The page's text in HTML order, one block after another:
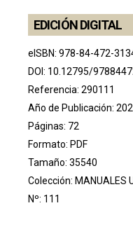
EDICIÓN DIGITAL
eISBN: 978-84-472-
DOI: 10.12795/
Referencia: 290111
Año de Publicación:
Páginas: 72
Formato: PDF
Tamaño: 35540
Colección: MANUALES
Nº: 111